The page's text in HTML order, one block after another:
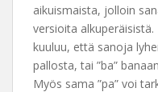
aikuismaista, jolloin
versioita
kuuluu, että sanoja
pallosta, tai ”ba”
Myös sama ”pa” voi